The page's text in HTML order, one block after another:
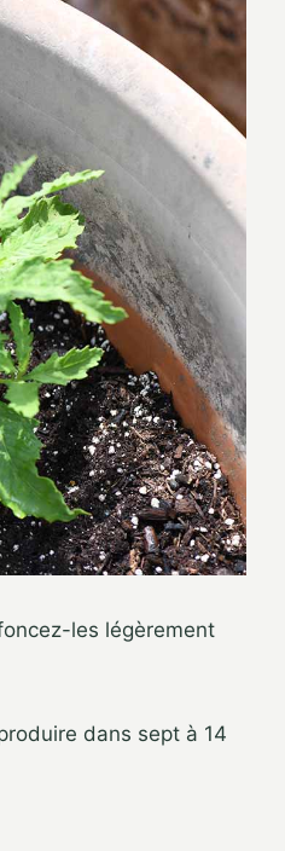
les légèrement
dans sept à 14